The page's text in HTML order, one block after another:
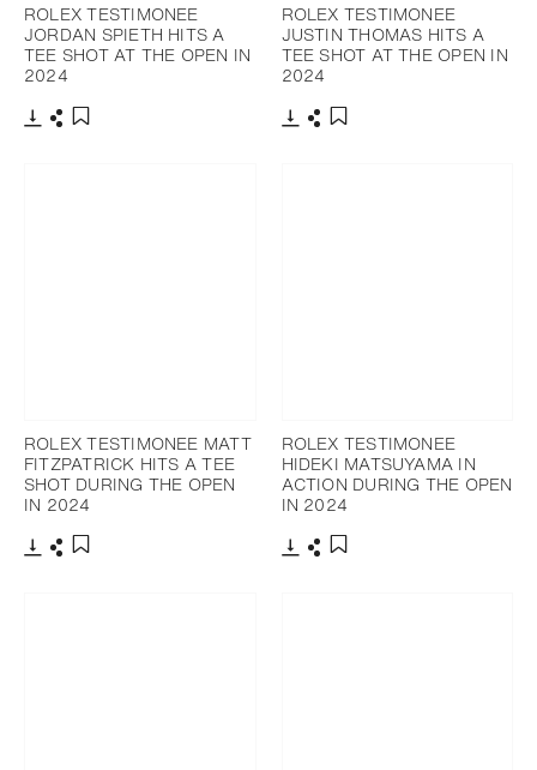
ROLEX TESTIMONEE
JORDAN SPIETH HITS A
TEE SHOT AT THE OPEN IN
2024
ROLEX TESTIMONEE
JUSTIN THOMAS HITS A
TEE SHOT AT THE OPEN IN
2024
ROLEX TESTIMONEE MATT
FITZPATRICK HITS A TEE
SHOT DURING THE OPEN
IN 2024
ROLEX TESTIMONEE
HIDEKI MATSUYAMA IN
ACTION DURING THE OPEN
IN 2024